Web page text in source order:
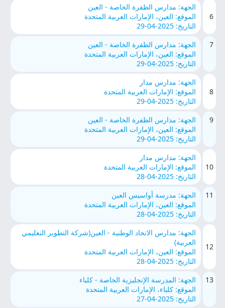
6
الجهة: مدارس الظفرة الخاصة - العين
الموقع: العين، الإمارات العربية المتحدة
التاريخ: 2025-04-29
7
الجهة: مدارس الظفرة الخاصة - العين
الموقع: العين، الإمارات العربية المتحدة
التاريخ: 2025-04-29
8
الجهة: مدارس مدار
الموقع: الإمارات العربية المتحدة
التاريخ: 2025-04-29
9
الجهة: مدارس الظفرة الخاصة - العين
الموقع: العين، الإمارات العربية المتحدة
التاريخ: 2025-04-29
10
الجهة: مدارس مدار
الموقع: الإمارات العربية المتحدة
التاريخ: 2025-04-28
11
الجهة: مدرسة أواسيس العين
الموقع: العين، الإمارات العربية المتحدة
التاريخ: 2025-04-28
12
الجهة: مدارس الاتحاد الوطنية - العين(شركة التطوير التعليمي
العربية)
الموقع: العين، الإمارات العربية المتحدة
التاريخ: 2025-04-28
13
الجهة: المدرسة الإنجليزية الخاصة - كلباء
الموقع: كلباء، الإمارات العربية المتحدة
التاريخ: 2025-04-27